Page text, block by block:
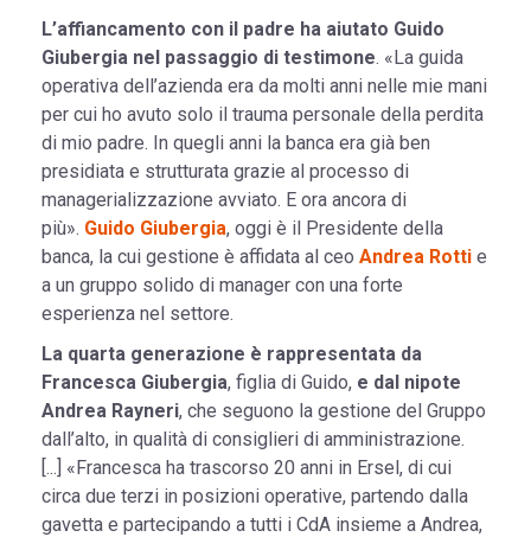
L’affiancamento con il padre ha aiutato Guido
Giubergia nel passaggio di testimone. «La guida
operativa dell’azienda era da molti anni nelle mie mani
per cui ho avuto solo il trauma personale della perdita
di mio padre. In quegli anni la banca era già ben
presidiata e strutturata grazie al processo di
managerializzazione avviato. E ora ancora di
più». Guido Giubergia, oggi è il Presidente della
banca, la cui gestione è affidata al ceo Andrea Rotti e
a un gruppo solido di manager con una forte
esperienza nel settore.
La quarta generazione è rappresentata da
Francesca Giubergia, figlia di Guido, e dal nipote
Andrea Rayneri, che seguono la gestione del Gruppo
dall’alto, in qualità di consiglieri di amministrazione.
[...] «Francesca ha trascorso 20 anni in Ersel, di cui
circa due terzi in posizioni operative, partendo dalla
gavetta e partecipando a tutti i CdA insieme a Andrea,